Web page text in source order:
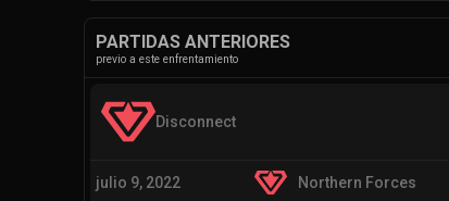
PARTIDAS ANTERIORES
previo a este enfrentamiento
Disconnect
julio 9, 2022 Northern Forces